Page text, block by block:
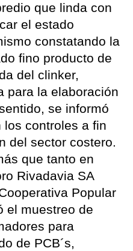
que linda con
el estado
constatando la
fino producto de
del clinker,
para la elaboración
se informó
controles a fin
del sector costero.
que tanto en
Rivadavia SA
Popular
el muestreo de
para
de PCB´s,